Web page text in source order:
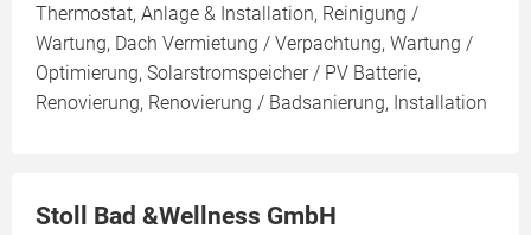
Thermostat, Anlage & Installation, Reinigung /
Wartung, Dach Vermietung / Verpachtung, Wartung /
Optimierung, Solarstromspeicher / PV Batterie,
Renovierung, Renovierung / Badsanierung, Installation
Stoll Bad &Wellness GmbH